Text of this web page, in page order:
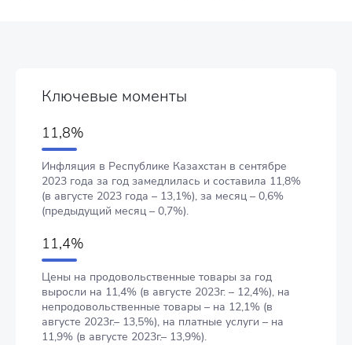
Ключевые моменты
11,8%
Инфляция в Республике Казахстан в сентябре
2023 года за год замедлилась и составила 11,8%
(в августе 2023 года – 13,1%), за месяц – 0,6%
(предыдущий месяц – 0,7%).
11,4%
Цены на продовольственные товары за год
выросли на 11,4% (в августе 2023г. – 12,4%), на
непродовольственные товары – на 12,1% (в
августе 2023г.– 13,5%), на платные услуги – на
11,9% (в августе 2023г.– 13,9%).